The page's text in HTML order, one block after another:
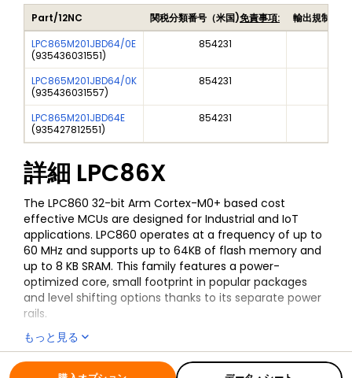
Part/12NC 関税分類番号（米国)免責事項:
輸出規制品
LPC865M201JBD64/0E
(935436031551)
854231
LPC865M201JBD64/0K
(935436031557)
854231
LPC865M201JBD64E
(935427812551)
854231
詳細 LPC86X
The LPC860 32-bit Arm Cortex-M0+ based cost
effective MCUs are designed for Industrial and IoT
applications. LPC860 operates at a frequency of up to
60 MHz and supports up to 64KB of flash memory and
up to 8 KB SRAM. This family features a power-
optimized core, small footprint in popular packages
and level shifting options thanks to its separate power
rails.
The peripheral complement of the LPC860 includes a
CRC engine, I²C-bus interface, I3C-bus interface, up to
three USARTs, two SPI interface, one multi-rate timer,
もっと見る
全ての情報 LPC86X